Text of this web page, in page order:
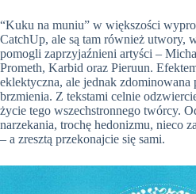
“Kuku na muniu” w większości
CatchUp, ale są tam również utwory,
pomogli zaprzyjaźnieni artyści –
Prometh, Karbid oraz Pieruun.
eklektyczna, ale jednak zdominowana
brzmienia. Z tekstami celnie
życie tego wszechstronnego twórcy.
narzekania, trochę hedonizmu, nieco
– a zresztą przekonajcie się sami.